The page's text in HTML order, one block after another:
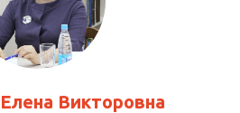
Викторовна